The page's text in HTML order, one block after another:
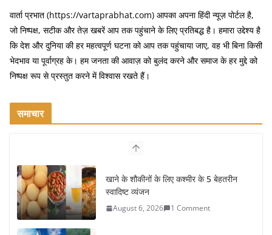
वार्ता प्रभात (https://vartaprabhat.com) आपका अपना हिंदी न्यूज़ पोर्टल है,
जो निष्पक्ष, सटीक और तेज़ खबरें आप तक पहुंचाने के लिए प्रतिबद्ध है। हमारा उद्देश्य है
कि देश और दुनिया की हर महत्वपूर्ण घटना को आप तक पहुंचाया जाए, वह भी बिना किसी
भेदभाव या पूर्वाग्रह के। हम जनता की आवाज़ को बुलंद करने और समाज के हर मुद्दे को
निष्पक्ष रूप से प्रस्तुत करने में विश्वास रखते हैं।
समाचार
खाने के शौकीनों के लिए कश्मीर के 5 बेहतरीन
स्वादिष्ट व्यंजन
August 6, 2026 1 Comment